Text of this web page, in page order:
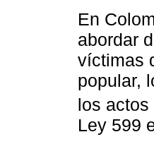
En
abordar
víctimas
popular,
los actos
Ley 599